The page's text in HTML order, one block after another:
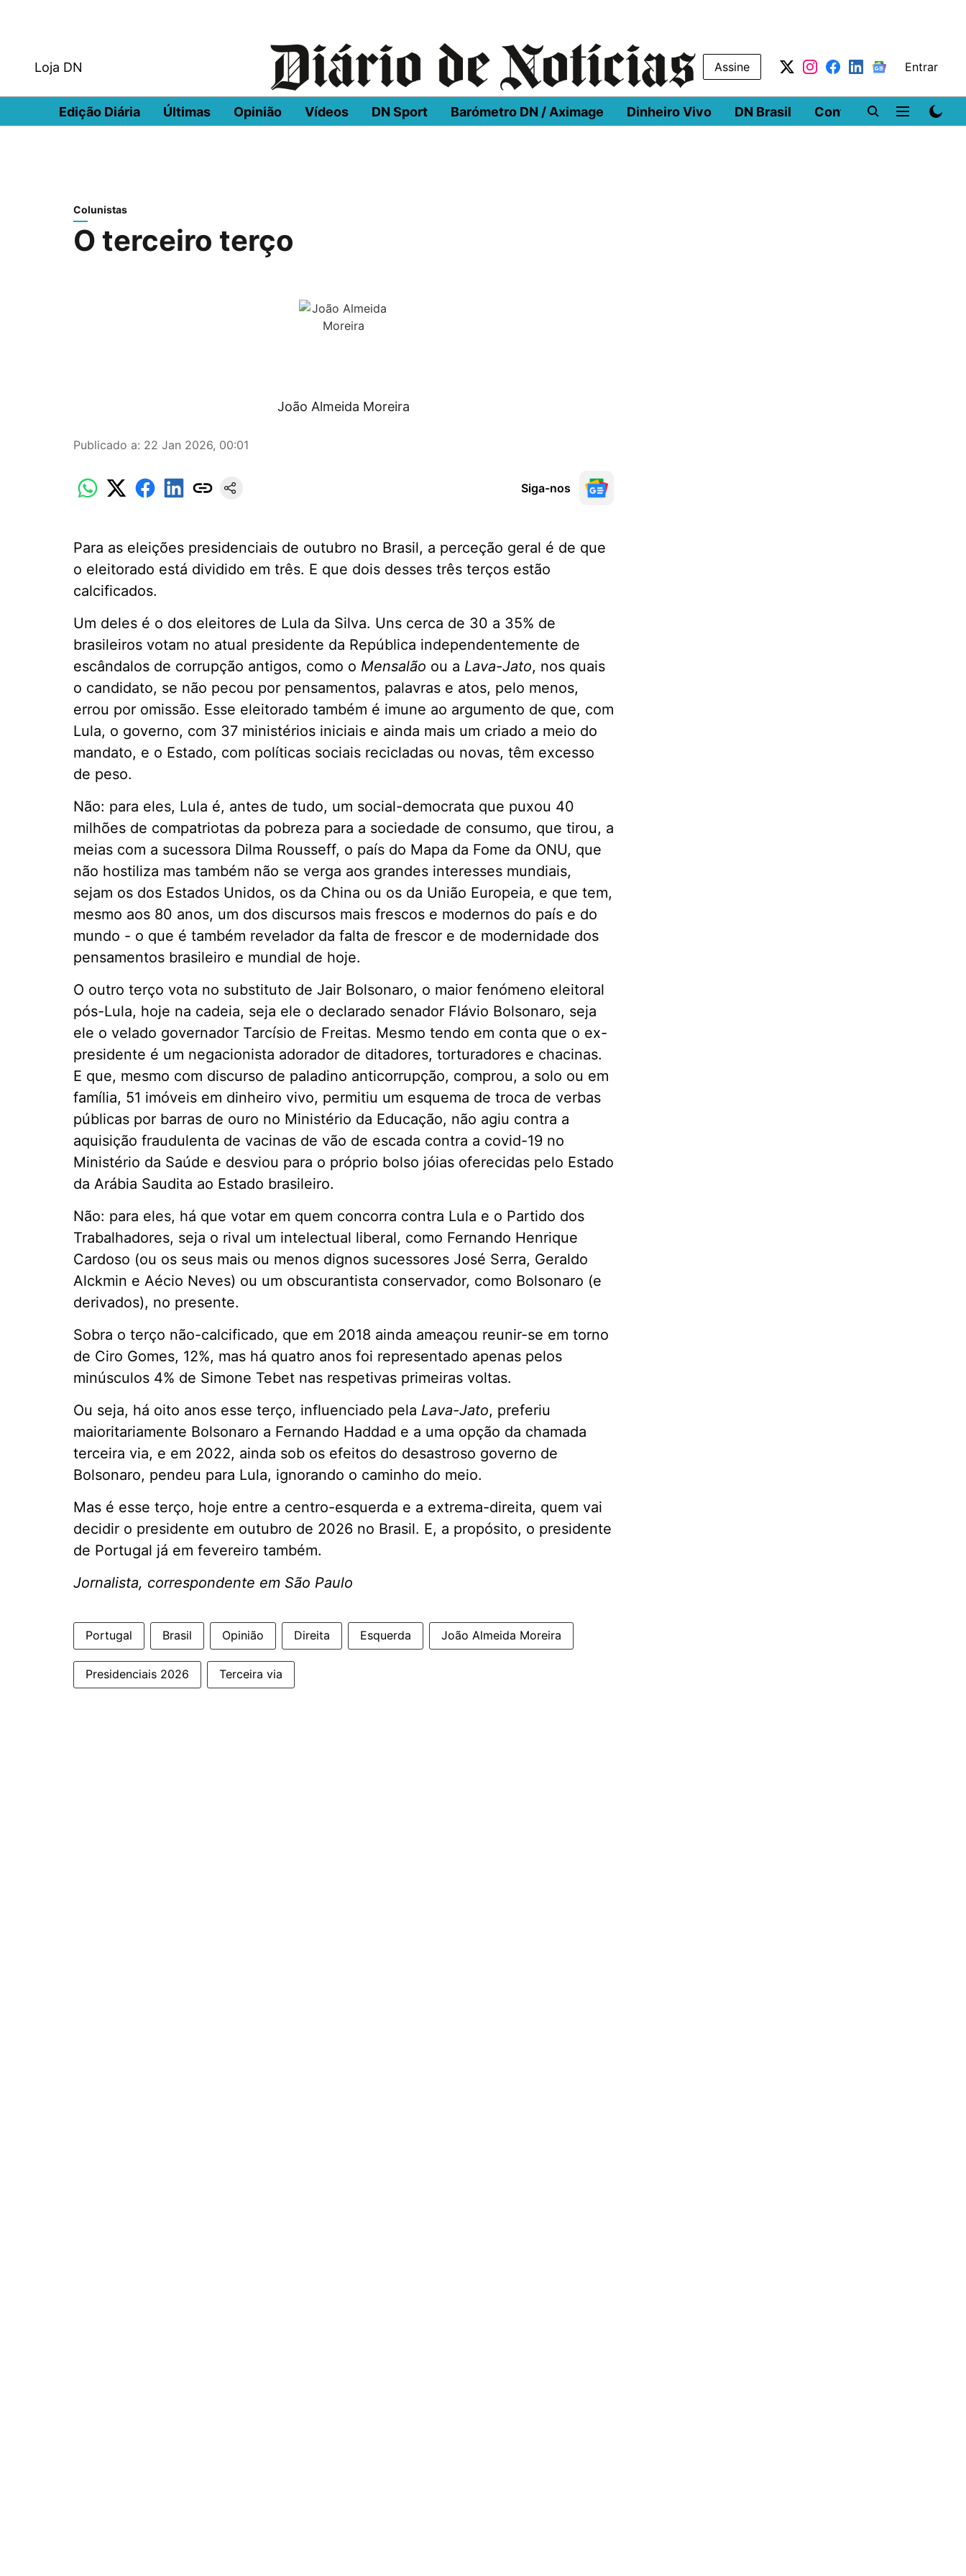
Loja DN Assine Entrar
Edição Diária Últimas Opinião Vídeos DN Sport Barómetro DN / Aximage Dinheiro Vivo DN Brasil Conferências DN
Colunistas
O terceiro terço
João Almeida Moreira
Publicado a: 22 Jan 2026, 00:01
Siga-nos
Para as eleições presidenciais de outubro no Brasil, a perceção geral é de que
o eleitorado está dividido em três. E que dois desses três terços estão
calcificados.
Um deles é o dos eleitores de Lula da Silva. Uns cerca de 30 a 35% de
brasileiros votam no atual presidente da República independentemente de
escândalos de corrupção antigos, como o Mensalão ou a Lava-Jato, nos quais
o candidato, se não pecou por pensamentos, palavras e atos, pelo menos,
errou por omissão. Esse eleitorado também é imune ao argumento de que, com
Lula, o governo, com 37 ministérios iniciais e ainda mais um criado a meio do
mandato, e o Estado, com políticas sociais recicladas ou novas, têm excesso
de peso.
Não: para eles, Lula é, antes de tudo, um social-democrata que puxou 40
milhões de compatriotas da pobreza para a sociedade de consumo, que tirou, a
meias com a sucessora Dilma Rousseff, o país do Mapa da Fome da ONU, que
não hostiliza mas também não se verga aos grandes interesses mundiais,
sejam os dos Estados Unidos, os da China ou os da União Europeia, e que tem,
mesmo aos 80 anos, um dos discursos mais frescos e modernos do país e do
mundo - o que é também revelador da falta de frescor e de modernidade dos
pensamentos brasileiro e mundial de hoje.
O outro terço vota no substituto de Jair Bolsonaro, o maior fenómeno eleitoral
pós-Lula, hoje na cadeia, seja ele o declarado senador Flávio Bolsonaro, seja
ele o velado governador Tarcísio de Freitas. Mesmo tendo em conta que o ex-
presidente é um negacionista adorador de ditadores, torturadores e chacinas.
E que, mesmo com discurso de paladino anticorrupção, comprou, a solo ou em
família, 51 imóveis em dinheiro vivo, permitiu um esquema de troca de verbas
públicas por barras de ouro no Ministério da Educação, não agiu contra a
aquisição fraudulenta de vacinas de vão de escada contra a covid-19 no
Ministério da Saúde e desviou para o próprio bolso jóias oferecidas pelo Estado
da Arábia Saudita ao Estado brasileiro.
Não: para eles, há que votar em quem concorra contra Lula e o Partido dos
Trabalhadores, seja o rival um intelectual liberal, como Fernando Henrique
Cardoso (ou os seus mais ou menos dignos sucessores José Serra, Geraldo
Alckmin e Aécio Neves) ou um obscurantista conservador, como Bolsonaro (e
derivados), no presente.
Sobra o terço não-calcificado, que em 2018 ainda ameaçou reunir-se em torno
de Ciro Gomes, 12%, mas há quatro anos foi representado apenas pelos
minúsculos 4% de Simone Tebet nas respetivas primeiras voltas.
Ou seja, há oito anos esse terço, influenciado pela Lava-Jato, preferiu
maioritariamente Bolsonaro a Fernando Haddad e a uma opção da chamada
terceira via, e em 2022, ainda sob os efeitos do desastroso governo de
Bolsonaro, pendeu para Lula, ignorando o caminho do meio.
Mas é esse terço, hoje entre a centro-esquerda e a extrema-direita, quem vai
decidir o presidente em outubro de 2026 no Brasil. E, a propósito, o presidente
de Portugal já em fevereiro também.
Jornalista, correspondente em São Paulo
Portugal Brasil Opinião Direita Esquerda João Almeida Moreira
Presidenciais 2026 Terceira via